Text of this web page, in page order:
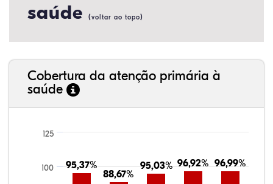
saúde (voltar ao topo)
Cobertura da atenção primária à
saúde
95,37%
95,37%
88,67%
88,67%
95,03%
95,03% 96,92%
96,92% 96,99%
96,99%
100
125